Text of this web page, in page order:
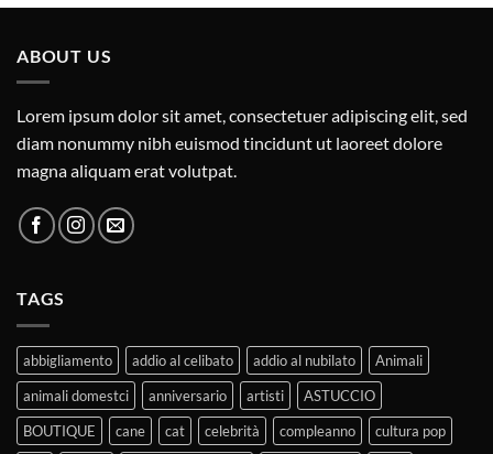
ABOUT US
Lorem ipsum dolor sit amet, consectetuer adipiscing elit, sed
diam nonummy nibh euismod tincidunt ut laoreet dolore
magna aliquam erat volutpat.
TAGS
abbigliamento addio al celibato addio al nubilato
Animali
animali domestci
anniversario artisti
ASTUCCIO
BOUTIQUE
cane cat celebrità compleanno
cultura pop